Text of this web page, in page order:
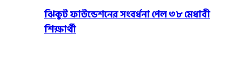
ঝিকুট ফাউন্ডেশনের সংবর্ধনা পেল ৩৮ মেধাবী
শিক্ষার্থী